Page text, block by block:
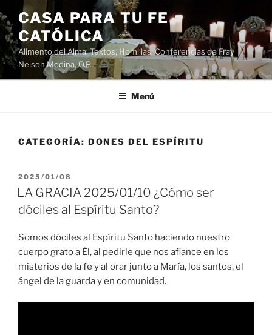
Saltar
al
contenido
CASA PARA TU FE
CATÓLICA
Alimento del Alma: Textos, Homilias, Conferencias de Fray
Nelson Medina, O.P.
Menú
CATEGORÍA: DONES DEL ESPÍRITU
PUBLICADO
EL
2025/01/08
LA GRACIA 2025/01/10 ¿Cómo ser
dóciles al Espíritu Santo?
Somos dóciles al Espíritu Santo haciendo nuestro
cuerpo grato a Él, al pedirle que nos afiance en los
misterios de la fe y al orar junto a María, los santos, el
ángel de la guarda y en comunidad.